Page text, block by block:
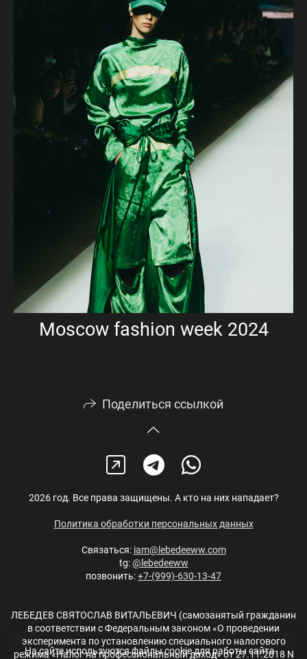
Moscow fashion week 2024
Поделиться ссылкой
2026 год. Все права защищены. А кто на них нападает?
Политика обработки персональных данных
Связаться: iam@lebedeeww.com
tg:@lebedeeww
позвонить:+7-(999)-630-13-47
ЛЕБЕДЕВ СВЯТОСЛАВ ВИТАЛЬЕВИЧ (самозанятый гражданин
в соответствии с Федеральным законом «О проведении
эксперимента по установлению специального налогового
режима «Налог на профессиональный доход» от 27.11.2018 N
На сайте используются файлы cookie для работы сайта